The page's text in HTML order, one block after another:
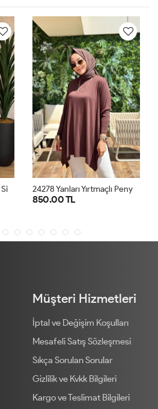
2
4278 Yanları Yırtmaçlı Penye Tunik Kahve
850.00 TL
Müşteri Hizmetleri
İptal ve Değişim Koşulları
Mesafeli Satış Sözleşmesi
Sıkça Sorulan Sorular
Gizlilik ve Kvkk Bilgileri
Kargo ve Teslimat Bilgileri